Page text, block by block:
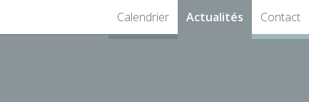
Calendrier Actualités Contact